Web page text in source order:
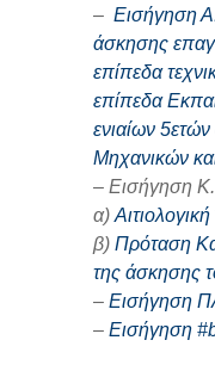
– Εισήγηση
άσκησης
επίπεδα
επίπεδα
ενιαίων
Μηχανικών
– Εισήγηση
α)
β) Πρόταση
της άσκησης
– Εισήγηση
– Εισήγηση